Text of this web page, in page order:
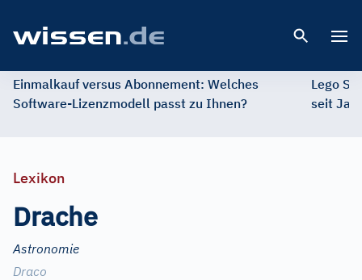
Einmalkauf versus Abonnement: Welches
Software-Lizenzmodell passt zu Ihnen?
Lego
seit
Lexikon
Drache
Astronomie
Draco